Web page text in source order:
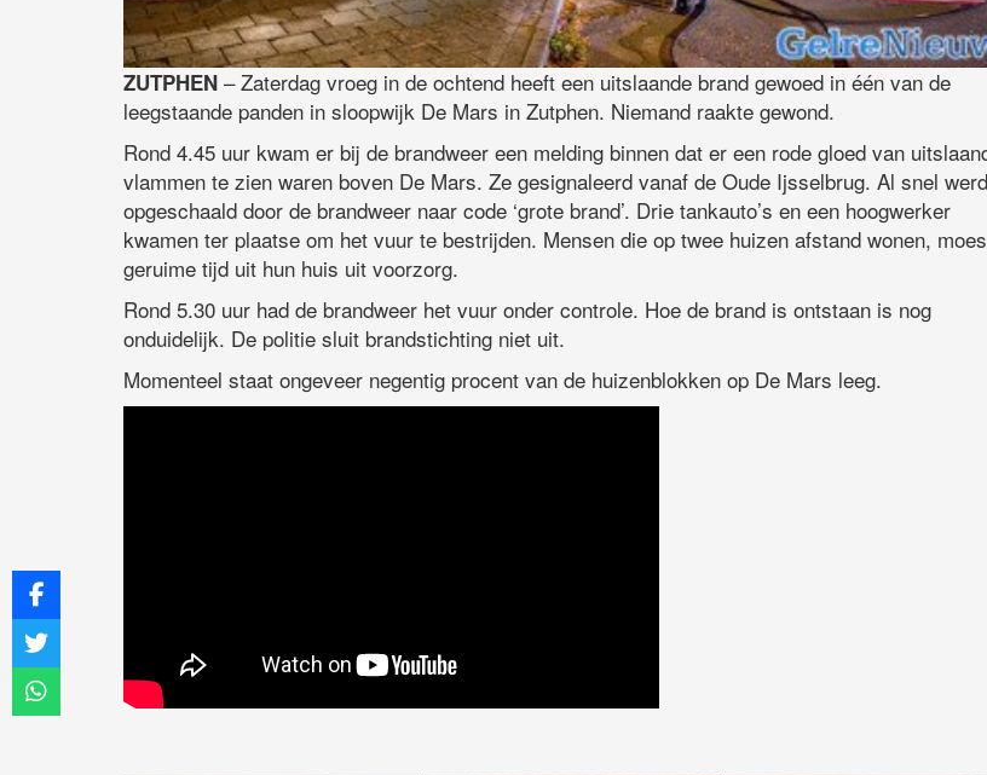
ZUTPHEN – Zaterdag vroeg in de ochtend heeft een uitslaande brand gewoed in één van de
leegstaande panden in sloopwijk De Mars in Zutphen. Niemand raakte gewond.
Rond 4.45 uur kwam er bij de brandweer een melding binnen dat er een rode gloed van
vlammen te zien waren boven De Mars. Ze gesignaleerd vanaf de Oude Ijsselbrug. Al snel
opgeschaald door de brandweer naar code ‘grote brand’. Drie tankauto’s en een hoogwerker
kwamen ter plaatse om het vuur te bestrijden. Mensen die op twee huizen afstand wonen,
geruime tijd uit hun huis uit voorzorg.
Rond 5.30 uur had de brandweer het vuur onder controle. Hoe de brand is ontstaan is nog
onduidelijk. De politie sluit brandstichting niet uit.
Momenteel staat ongeveer negentig procent van de huizenblokken op De Mars leeg.